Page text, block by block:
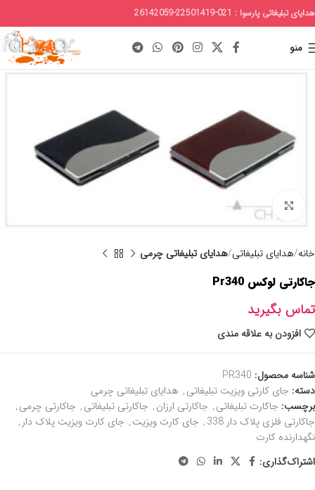
هدایای تبلیغاتی پارسوا : 021-22501419-26142059
منو
برای بزرگنمایی کلیک کنید
خانه هدایای تبلیغاتی هدایای تبلیغاتی چرمی
جاکارتی لوکس Pr340
تماس بگیرید
افزودن به علاقه مندی
شناسه محصول: PR340
دسته: جای کارتی ویزیت تبلیغاتی, هدایای تبلیغاتی چرمی
برچسب: جاکارت تبلیغاتی, جاکارتی ارزان, جاکارتی تبلیغاتی, جاکارتی چرمی,
جاکارتی فلزی پلاک دار 338
, جای کارت ویزیت, جای کارت ویزیت پلاک دار,
نگهدارنده کارت
اشتراک‌گذاری: